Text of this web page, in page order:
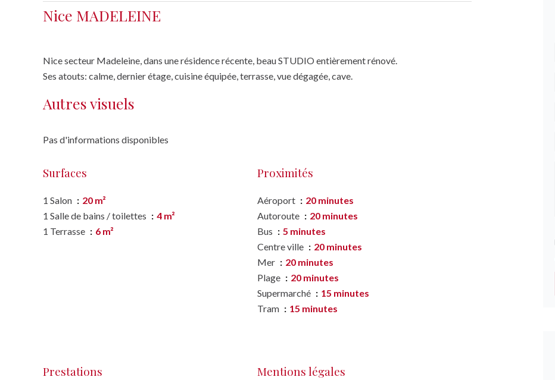
Nice MADELEINE
Nice secteur Madeleine, dans une résidence récente, beau STUDIO entièrement rénové.
Ses atouts: calme, dernier étage, cuisine équipée, terrasse, vue dégagée, cave.
Autres visuels
Pas d'informations disponibles
Surfaces
1 Salon
20 m²
1 Salle de bains / toilettes
4 m²
1 Terrasse
6 m²
Proximités
Aéroport
20 minutes
Autoroute
20 minutes
Bus
5 minutes
Centre ville
20 minutes
Mer
20 minutes
Plage
20 minutes
Supermarché
15 minutes
Tram
15 minutes
Prestations Mentions légales